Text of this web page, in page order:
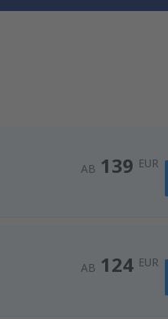
AB 139 EUR
AB 124 EUR